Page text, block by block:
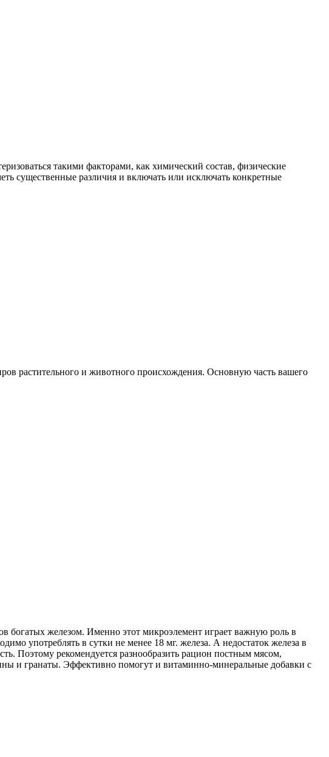
такими факторами, как химический состав, физические
существенные различия и включать или исключать конкретные
растительного и животного происхождения. Основную часть вашего
богатых железом. Именно этот микроэлемент играет важную роль в
употреблять в сутки не менее 18 мг. железа. А недостаток железа в
Поэтому рекомендуется разнообразить рацион постным мясом,
и гранаты. Эффективно помогут и витаминно-минеральные добавки с